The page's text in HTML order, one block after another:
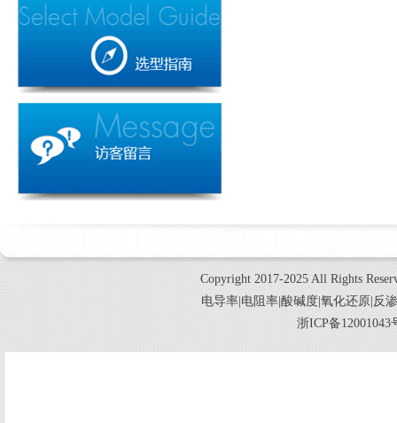
Copyright 2017-2025 All Rights
电导率|电阻率|酸碱度|氧化还原|反
浙ICP备